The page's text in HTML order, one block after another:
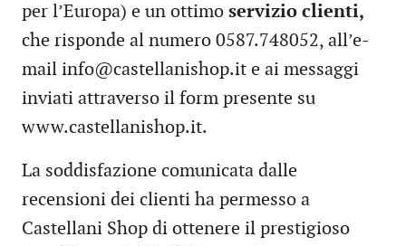
per l’Europa) e un ottimo servizio clienti,
che risponde al numero 0587.748052, all’e-
mail info@castellanishop.it e ai messaggi
inviati attraverso il form presente su
www.castellanishop.it.
La soddisfazione comunicata dalle
recensioni dei clienti ha permesso a
Castellani Shop di ottenere il prestigioso